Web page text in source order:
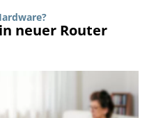
neuer Router